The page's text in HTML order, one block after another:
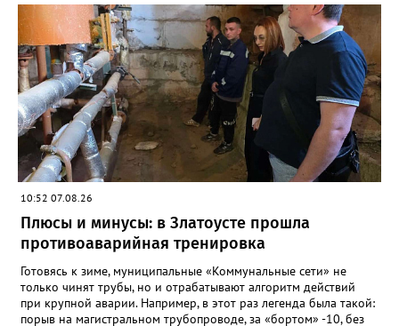
«Благодаря её мудрому руководству в школе сформировался
сильный педагогический коллектив, объединённый общими
ценностями и любовью к своему делу. Для многих Галина
Ивановна навсегда останется не только талантливым
руководителем, но и настоящим Учителем с большой буквы», -
говорится в сообществе школы №23 во ВКонтакте. Свои
соболезнования семье Галины Ивановны выразил глава
Златоуста Олег Решетников. «Её вклад зафиксирован в
важнейших документах школы, но главное - он остался в
людях: в тех учителях, которых она поддержала, в тех
учениках, которых она вдохновила. Заслуженный учитель РФ,
«Отличник народного просвещения», обладатель медали «За
доблестный труд», Галина Ивановна оставила не только
награды и документы, но и работающий, живой механизм
школы, который продолжает жить её принципами», - говорится
в некрологе.
10:52 07.08.26
Плюсы и минусы: в Златоусте прошла
противоаварийная тренировка
Готовясь к зиме, муниципальные «Коммунальные сети» не
только чинят трубы, но и отрабатывают алгоритм действий
при крупной аварии. Например, в этот раз легенда была такой:
порыв на магистральном трубопроводе, за «бортом» -10, без